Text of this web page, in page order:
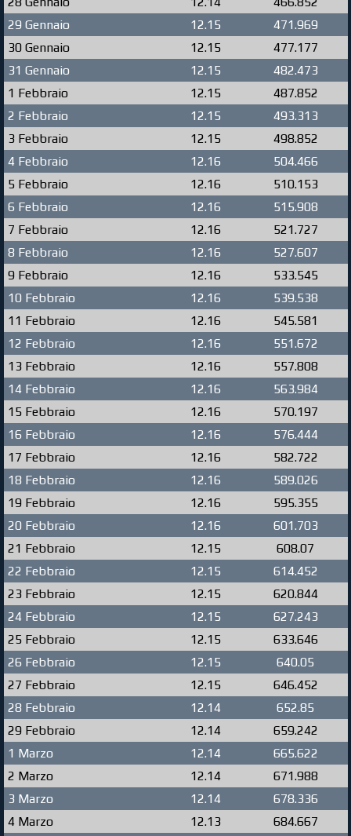
29 Gennaio
12.15
471.969
30 Gennaio
12.15
477.177
31 Gennaio
12.15
482.473
1 Febbraio
12.15
487.852
2 Febbraio
12.15
493.313
3 Febbraio
12.15
498.852
4 Febbraio
12.16
504.466
5 Febbraio
12.16
510.153
6 Febbraio
12.16
515.908
7 Febbraio
12.16
521.727
8 Febbraio
12.16
527.607
9 Febbraio
12.16
533.545
10 Febbraio
12.16
539.538
11 Febbraio
12.16
545.581
12 Febbraio
12.16
551.672
13 Febbraio
12.16
557.808
14 Febbraio
12.16
563.984
15 Febbraio
12.16
570.197
16 Febbraio
12.16
576.444
17 Febbraio
12.16
582.722
18 Febbraio
12.16
589.026
19 Febbraio
12.16
595.355
20 Febbraio
12.16
601.703
21 Febbraio
12.15
608.07
22 Febbraio
12.15
614.452
23 Febbraio
12.15
620.844
24 Febbraio
12.15
627.243
25 Febbraio
12.15
633.646
26 Febbraio
12.15
640.05
27 Febbraio
12.15
646.452
28 Febbraio
12.14
652.85
29 Febbraio
12.14
659.242
1 Marzo
12.14
665.622
2 Marzo
12.14
671.988
3 Marzo
12.14
678.336
4 Marzo
12.13
684.667